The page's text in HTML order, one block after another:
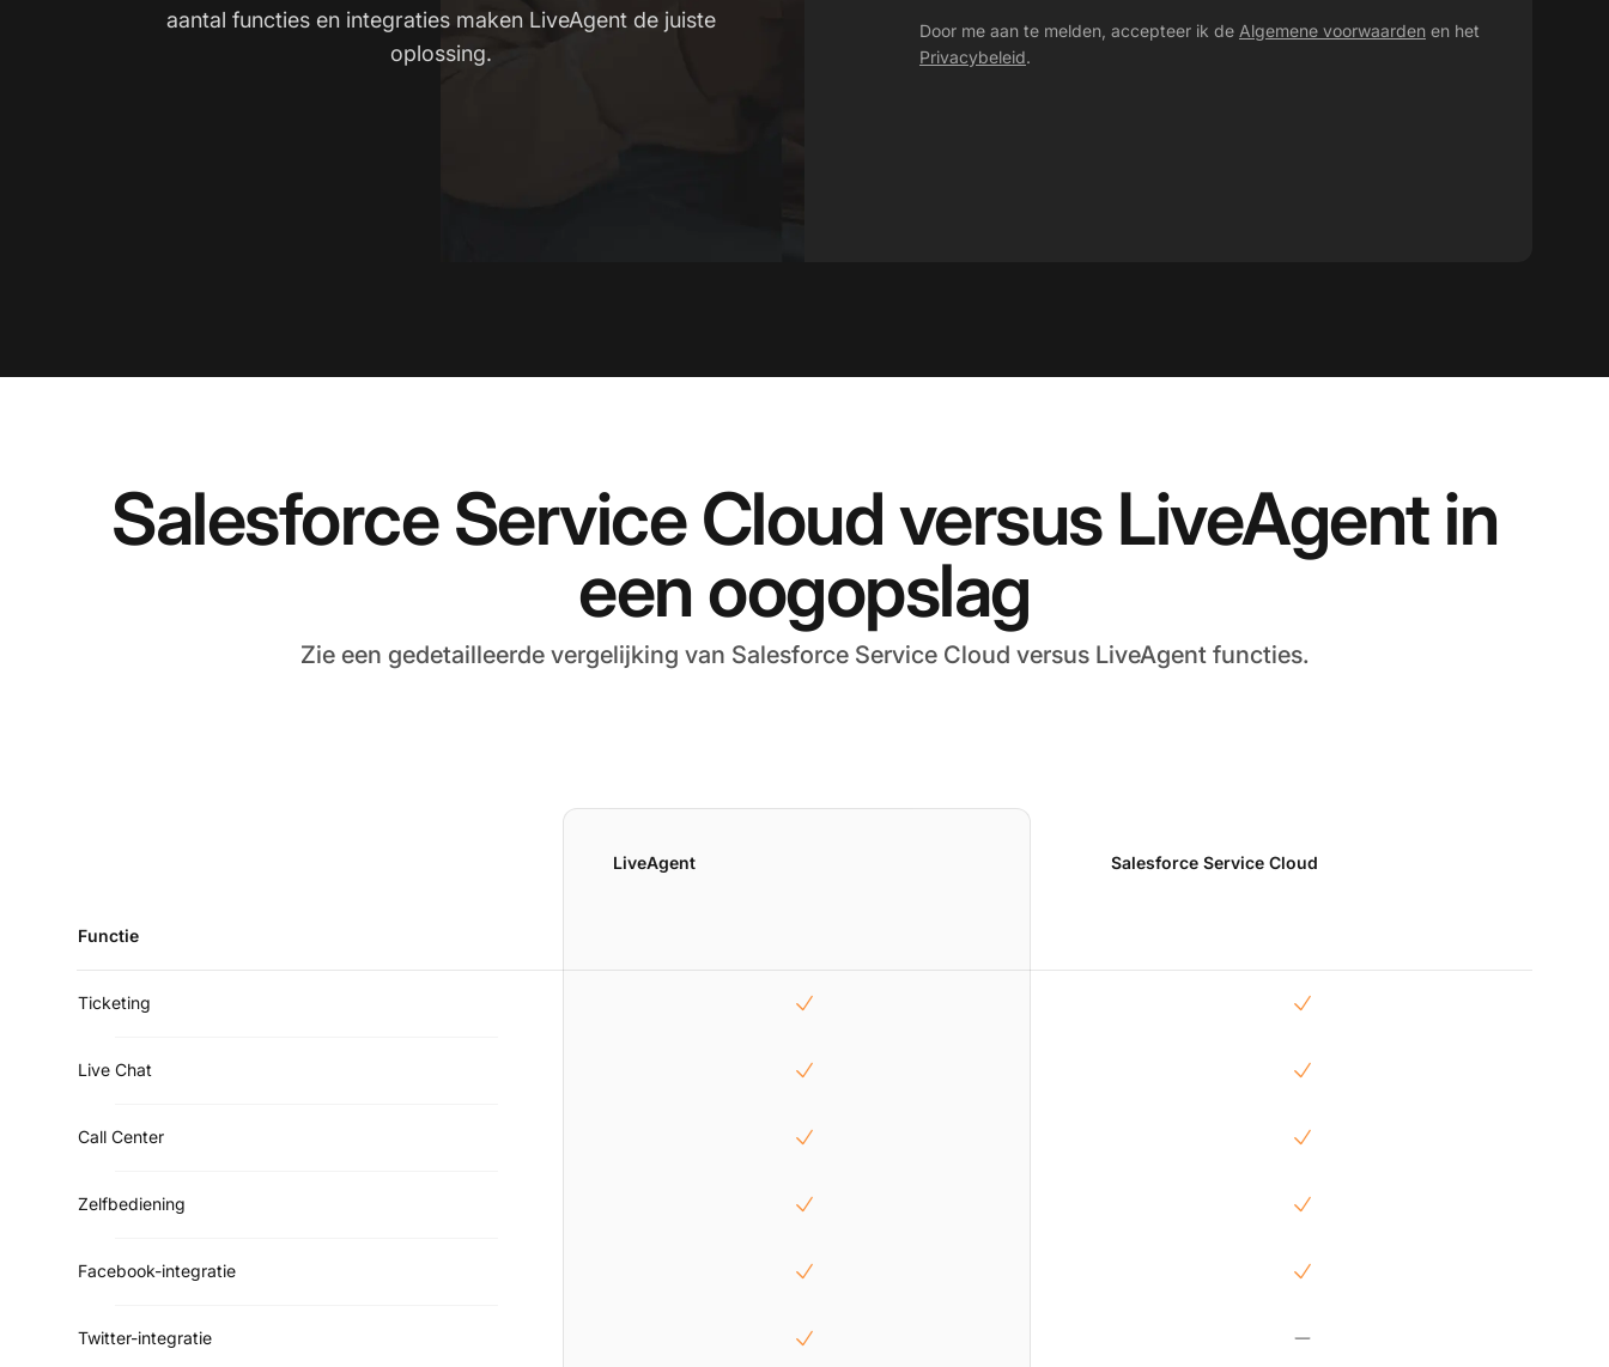
aantal functies en integraties maken LiveAgent de juiste
oplossing.
Door me aan te melden, accepteer ik de Algemene voorwaarden en het
Privacybeleid.
Salesforce Service Cloud versus LiveAgent in
een oogopslag
Zie een gedetailleerde vergelijking van Salesforce Service Cloud versus LiveAgent functies.
LiveAgent Salesforce Service Cloud
Functie
Ticketing
Live Chat
Call Center
Zelfbediening
Facebook-integratie
Twitter-integratie